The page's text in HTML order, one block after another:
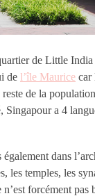
de Little
de l’île Maurice car
de la
Singapour a 4
dans
les temples, les
forcément pas